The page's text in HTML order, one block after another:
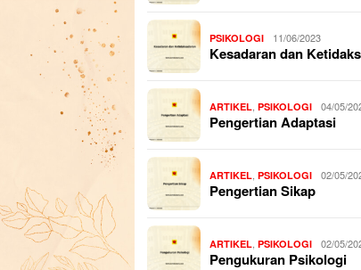
PSIKOLOGI 11/06/2023
Kesadaran dan
ARTIKEL ,PSIKOLOGI 04/05/
Pengertian Adaptasi
ARTIKEL ,PSIKOLOGI 02/05/
Pengertian Sikap
ARTIKEL ,PSIKOLOGI 02/05/
Pengukuran Psikologi